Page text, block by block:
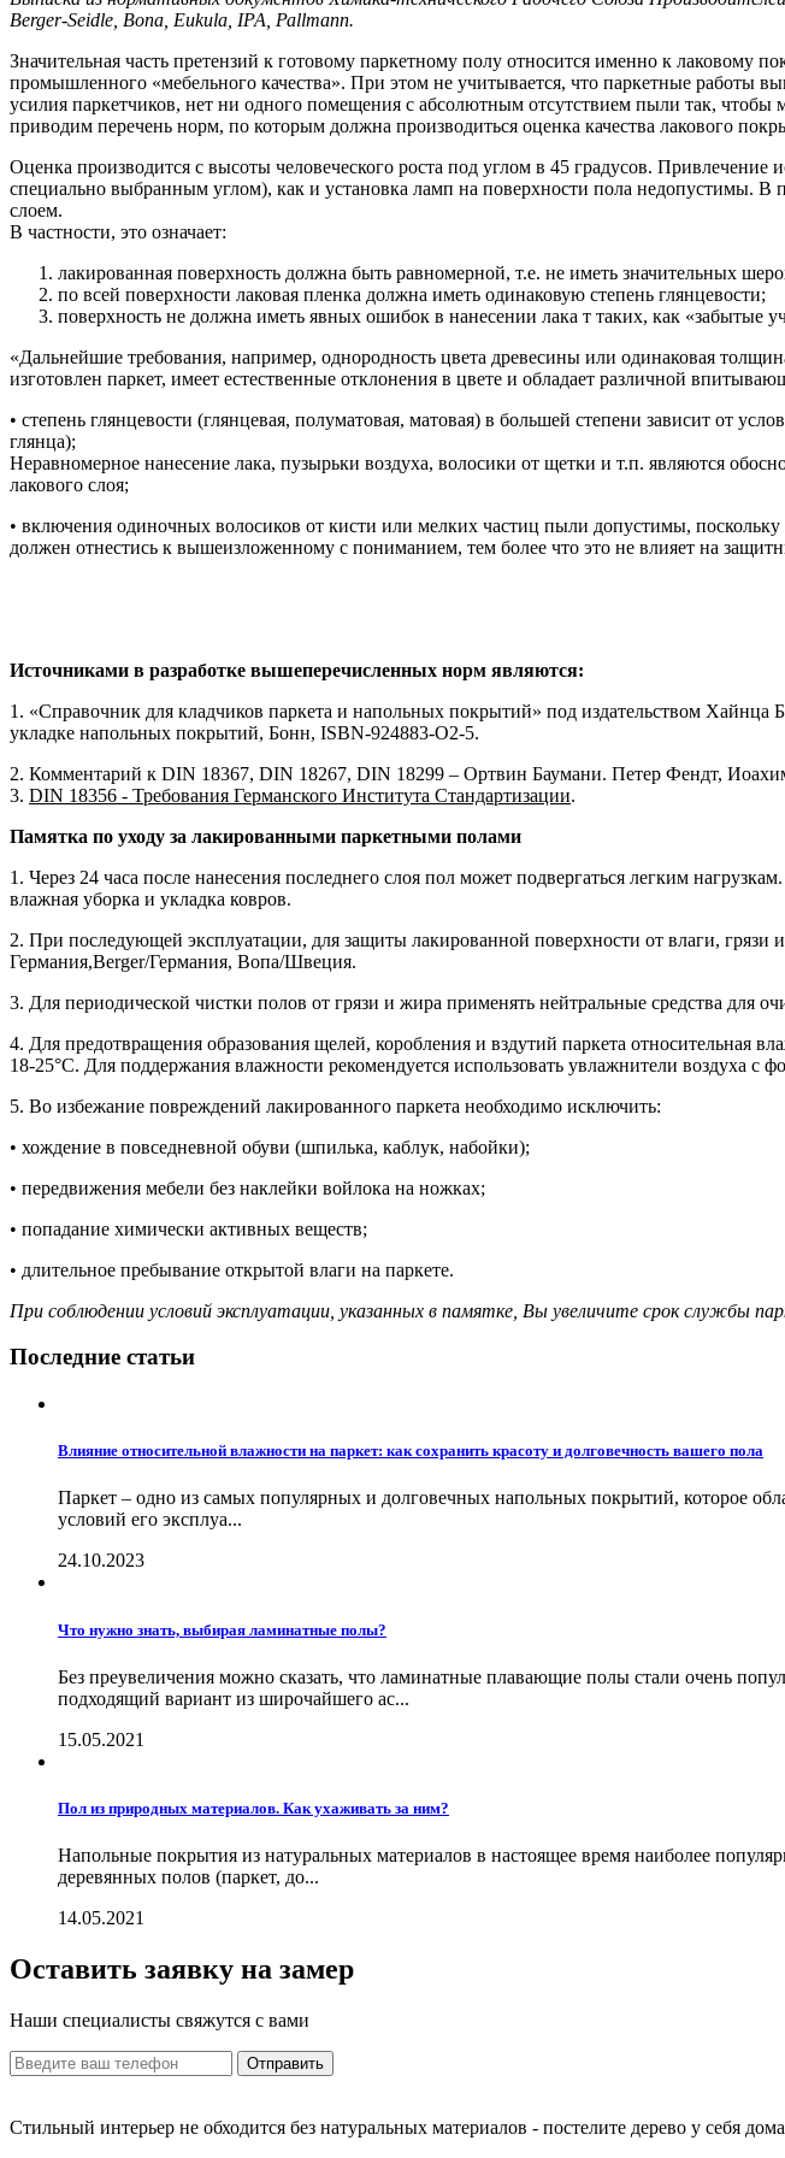
Berger-Seidle, Воnа, Eukula, IРА, Раllmann.
Значительная часть претензий к готовому паркетному полу относится именно к
промышленного «мебельного качества». При этом не учитывается, что паркетные работы
усилия паркетчиков, нет ни одного помещения с абсолютным отсутствием пыли так,
приводим перечень норм, по которым должна производиться оценка качества лакового
Оценка производится с высоты человеческого роста под углом в 45 градусов.
специально выбранным углом), как и установка ламп на поверхности пола недопустимы.
слоем.
В частности, это означает:
лакированная поверхность должна быть равномерной, т.е. не иметь значительных
по всей поверхности лаковая пленка должна иметь одинаковую степень глянцевости;
поверхность не должна иметь явных ошибок в нанесении лака т таких, как «забытые
«Дальнейшие требования, например, однородность цвета древесины или одинаковая
изготовлен паркет, имеет естественные отклонения в цвете и обладает различной
• степень глянцевости (глянцевая, полуматовая, матовая) в большей степени зависит от
глянца);
Неравномерное нанесение лака, пузырьки воздуха, волосики от щетки и т.п. являются
лакового слоя;
• включения одиночных волосиков от кисти или мелких частиц пыли допустимы,
должен отнестись к вышеизложенному с пониманием, тем более что это не влияет на
Источниками в разработке вышеперечисленных норм являются:
1. «Справочник для кладчиков паркета и напольных покрытий» под издательством
укладке напольных покрытий, Бонн, ISBN-924883-О2-5.
2. Комментарий к DIN 18367, DIN 18267, DIN 18299 – Ортвин Баумани. Петер Фендт,
3. DIN 18356 - Требования Германского Института Стандартизации.
Памятка по уходу за лакированными паркетными полами
1. Через 24 часа после нанесения последнего слоя пол может подвергаться легким
влажная уборка и укладка ковров.
2. При последующей эксплуатации, для защиты лакированной поверхности от влаги,
Германия,Berger/Германия, Вопа/Швеция.
3. Для периодической чистки полов от грязи и жира применять нейтральные средства для
4. Для предотвращения образования щелей, коробления и вздутий паркета относительная
18-25°С. Для поддержания влажности рекомендуется использовать увлажнители воздуха с
5. Во избежание повреждений лакированного паркета необходимо исключить:
• хождение в повседневной обуви (шпилька, каблук, набойки);
• передвижения мебели без наклейки войлока на ножках;
• попадание химически активных веществ;
• длительное пребывание открытой влаги на паркете.
При соблюдении условий эксплуатации, указанных в памятке, Вы увеличите срок службы
Последние статьи
Влияние относительной влажности на паркет: как сохранить красоту и долговечность вашего пола
Паркет – одно из самых популярных и долговечных напольных покрытий, которое
условий его эксплуа...
24.10.2023
Что нужно знать, выбирая ламинатные полы?
Без преувеличения можно сказать, что ламинатные плавающие полы стали очень
подходящий вариант из широчайшего ас...
15.05.2021
Пол из природных материалов. Как ухаживать за ним?
Напольные покрытия из натуральных материалов в настоящее время наиболее
деревянных полов (паркет, до...
14.05.2021
Оставить заявку на замер
Наши специалисты свяжутся с вами
Отправить
Стильный интерьер не обходится без натуральных материалов - постелите дерево у себя